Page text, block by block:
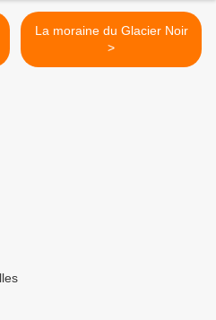
La moraine du Glacier Noir
>